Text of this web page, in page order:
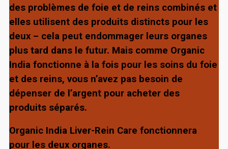
des problèmes de foie et de reins combinés et
elles utilisent des produits distincts pour les
deux – cela peut endommager leurs organes
plus tard dans le futur. Mais comme Organic
India fonctionne à la fois pour les soins du foie
et des reins, vous n’avez pas besoin de
dépenser de l’argent pour acheter des
produits séparés.
Organic India Liver-Rein Care fonctionnera
pour les deux organes.